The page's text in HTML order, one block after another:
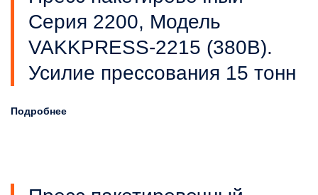
Серия 2200, Модель
VAKKPRESS-2215 (380В).
Усилие прессования 15 тонн
Подробнее